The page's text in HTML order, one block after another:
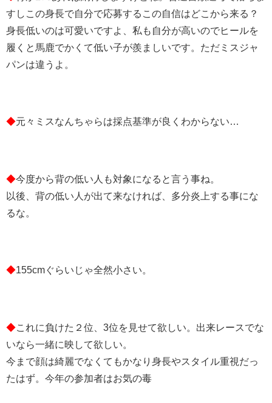
すしこの身長で自分で応募するこの自信はどこから来る？
身長低いのは可愛いですよ、私も自分が高いのでヒールを
履くと馬鹿でかくて低い子が羨ましいです。ただミスジャ
パンは違うよ。
◆元々ミスなんちゃらは採点基準が良くわからない…
◆今度から背の低い人も対象になると言う事ね。
以後、背の低い人が出て来なければ、多分炎上する事にな
るな。
◆155cmぐらいじゃ全然小さい。
◆これに負けた２位、3位を見せて欲しい。出来レースでな
いなら一緒に映して欲しい。
今まで顔は綺麗でなくてもかなり身長やスタイル重視だっ
たはず。今年の参加者はお気の毒